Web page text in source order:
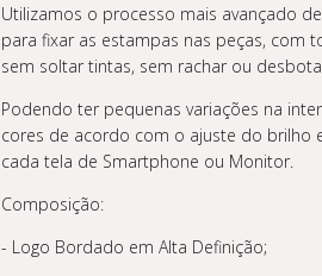
Utilizamos o processo mais avançado
para fixar as estampas nas peças, com
sem soltar tintas, sem rachar ou
Podendo ter pequenas variações na
cores de acordo com o ajuste do brilho
cada tela de Smartphone ou Monitor.
Composição:
- Logo Bordado em Alta Definição;